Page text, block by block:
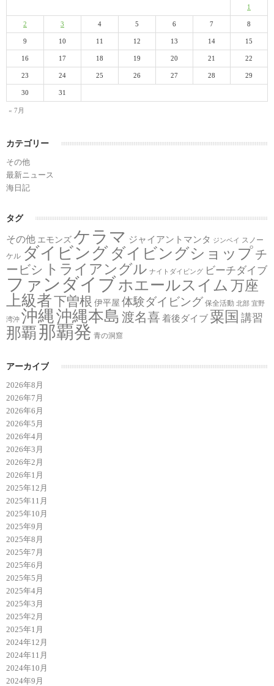
« 7月
1
2 3 4 5 6 7 8
9 10 11 12 13 14 15
16 17 18 19 20 21 22
23 24 25 26 27 28 29
30 31
カテゴリー
その他
最新ニュース
海日記
タグ
その他 エモンズ ケラマ ジャイアントマンタ ジンベイ
スノー
ケル ダイビング ダイビングショップチ
ービシ トライアングル ナイトダイビング ビーチダイブ
ファンダイブホエールスイム 万座
上級者下曽根 伊平屋 体験ダイビング 保全活動 北部 宜野
湾沖 沖縄沖縄本島 渡名喜 着後ダイブ 粟国 講習
那覇 那覇発 青の洞窟
アーカイブ
2026年8月
2026年7月
2026年6月
2026年5月
2026年4月
2026年3月
2026年2月
2026年1月
2025年12月
2025年11月
2025年10月
2025年9月
2025年8月
2025年7月
2025年6月
2025年5月
2025年4月
2025年3月
2025年2月
2025年1月
2024年12月
2024年11月
2024年10月
2024年9月